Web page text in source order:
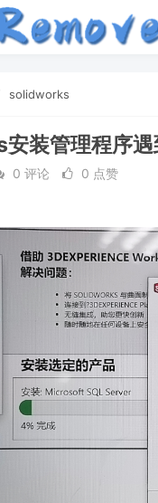
solidworks
装管理程序
0 评论
0 点赞